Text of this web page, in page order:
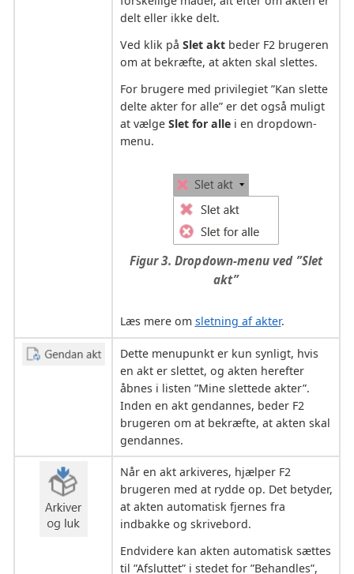
delt eller ikke delt.
Ved klik på Slet aktbeder F2 brugeren
om at bekræfte, at akten skal slettes.
For brugere med privilegiet ”Kan slette
delte akter for alle” er det også muligt
at vælge Slet for allei en dropdown-
menu.
Figur 3. Dropdown-menu ved ”Slet
akt”
Læs mere om sletning af akter.
Dette menupunkt er kun synligt, hvis
en akt er slettet, og akten herefter
åbnes i listen ”Mine slettede akter”.
Inden en akt gendannes, beder F2
brugeren om at bekræfte, at akten skal
gendannes.
Når en akt arkiveres, hjælper F2
brugeren med at rydde op. Det betyder,
at akten automatisk fjernes fra
indbakke og skrivebord.
Endvidere kan akten automatisk sættes
til ”Afsluttet” i stedet for ”Behandles”,